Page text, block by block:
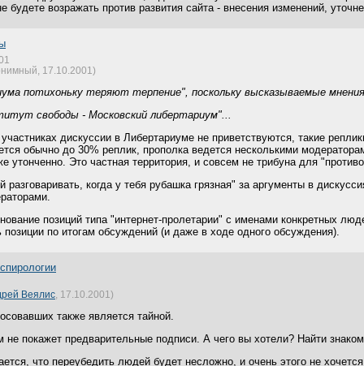
будете возражать против развития сайта - внесения изменений,
17.10.2001)
потихоньку теряют терпение", поскольку высказываемые
свободы - Московский либертариум"...
дискуссии в Либертариуме не приветствуются, такие
обычно до 30% реплик, прополка ведется несколькими
утонченно. Это частная территория, и совсем не трибуна для
разговаривать, когда у тебя рубашка грязная" за аргументы в
позиций типа "интернет-пролетарии" с именами конкретных
по итогам обсуждений (и даже в ходе одного обсуждения).
Веялис , 17.10.2001)
также является тайной.
не покажет предварительные подписи. А чего вы хотели? Найти
что переубедить людей будет несложно, и очень этого не